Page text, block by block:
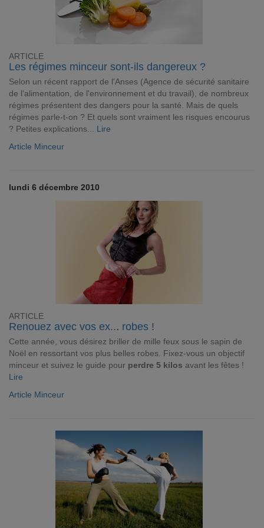
ARTICLE
Les régimes minceur sont-ils dangereux ?
Selon un récent rapport de l'Anses (Agence de sécurité sanitaire
de l'alimentation, de l'environnement et du travail), de nombreux
régimes présentent des dangers pour la santé. Mais de quels
régimes parle-t-on ? Et quels sont vraiment les risques encourus
? Petites explications... Lire
Article Minceur
lundi 6 décembre 2010
ARTICLE
Renouez avec vos ex... robes !
Cette année, vous désirez briller de mille feux sous le sapin de
Noël en ressortant vos plus belles robes. Fixez-vous un objectif
minceur et suivez le guide pour perdre 5 kilos avant les fêtes !
Lire
Article Minceur